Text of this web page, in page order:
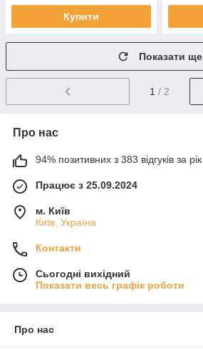
Купити
Показати ще
1 / 2
Про нас
94% позитивних з 383 відгуків за рік
Працює з 25.09.2024
м. Київ
Київ, Україна
Контакти
Сьогодні вихідний
Показати весь графік роботи
Про нас